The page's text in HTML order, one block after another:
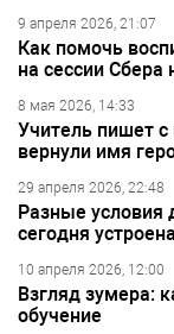
9 апреля 2026, 21:07
Как помочь
на сессии
8 мая 2026, 14:33
Учитель пишет
вернули имя
29 апреля 2026, 22:48
Разные условия
сегодня
10 апреля 2026, 12:00
Взгляд зумера:
обучение